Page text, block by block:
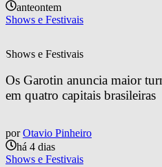
anteontem
Shows e Festivais
Shows e Festivais
Os Garotin anuncia maior
em quatro capitais brasileiras
por Otavio Pinheiro
há 4 dias
Shows e Festivais